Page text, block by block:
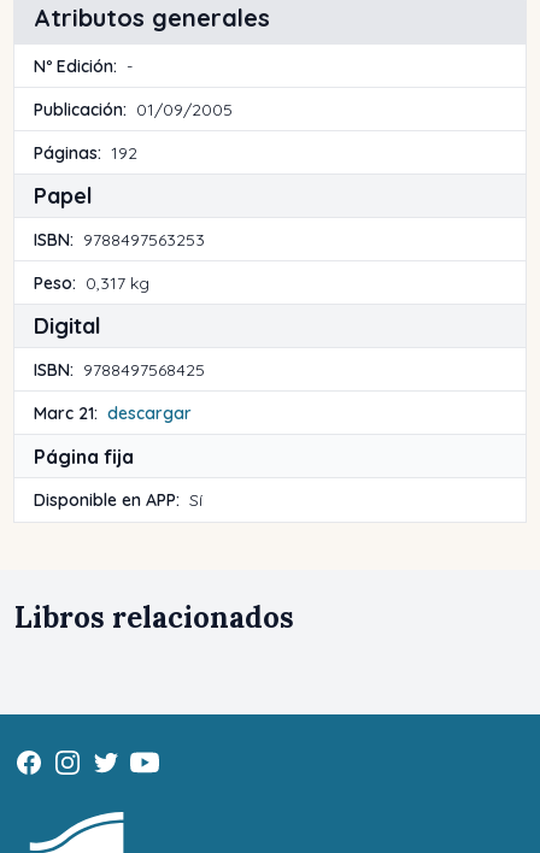
Atributos generales
Nº Edición: -
Publicación: 01/09/2005
Páginas: 192
Papel
ISBN: 9788497563253
Peso: 0,317 kg
Digital
ISBN: 9788497568425
Marc 21: descargar
Página fija
Disponible en APP: Sí
Libros relacionados